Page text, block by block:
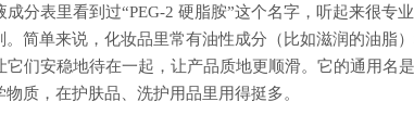
分表里看到过“PEG-2 硬脂胺”这个名字，听起来很专
简单来说，化妆品里常有油性成分（比如滋润的油脂
它们安稳地待在一起，让产品质地更顺滑。它的通用名
质，在护肤品、洗护用品里用得挺多。